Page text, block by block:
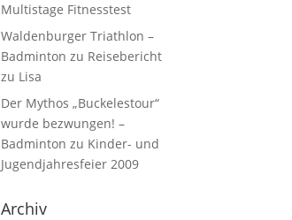
Multistage Fitnesstest
Waldenburger Triathlon –
Badminton zu Reisebericht
zu Lisa
Der Mythos „Buckelestour“
wurde bezwungen! –
Badminton zu Kinder- und
Jugendjahresfeier 2009
Archiv